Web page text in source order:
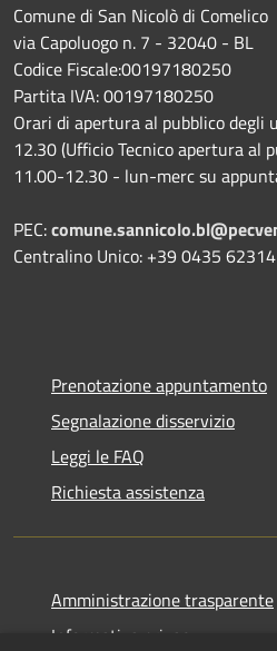
Comune di San Nicolò di Comelico
via Capoluogo n. 7 - 32040 - BL
Codice Fiscale:00197180250
Partita IVA: 00197180250
Orari di apertura al pubblico
12.30 (Ufficio Tecnico apertura al
11.00-12.30 - lun-merc su
PEC:
Centralino Unico: +39 0435 62314
Prenotazione appuntamento
Segnalazione disservizio
Leggi le FAQ
Richiesta assistenza
Amministrazione trasparente
Informativa privacy